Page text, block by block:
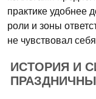
практике удобнее
роли и зоны
не чувствовал
ИСТОРИЯ И